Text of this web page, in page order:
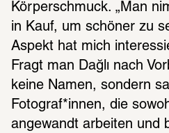
Körperschmuck. „Man
in Kauf, um schöner zu
Aspekt hat mich
Fragt man Dağlı nach
keine Namen, sondern
Fotograf*innen, die
angewandt arbeiten und